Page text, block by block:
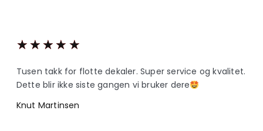
★ ★ ★ ★ ★
Tusen takk for flotte dekaler. Super service og kvalitet.
Dette blir ikke siste gangen vi bruker dere
Knut Martinsen